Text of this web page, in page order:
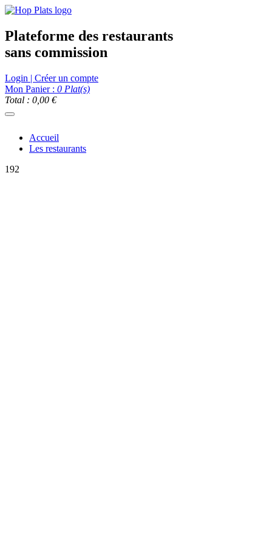
Plateforme des restaurants
sans commission
Login | Créer un compte
Mon Panier : 0 Plat(s)
Total : 0,00 €
Accueil
Les restaurants
192